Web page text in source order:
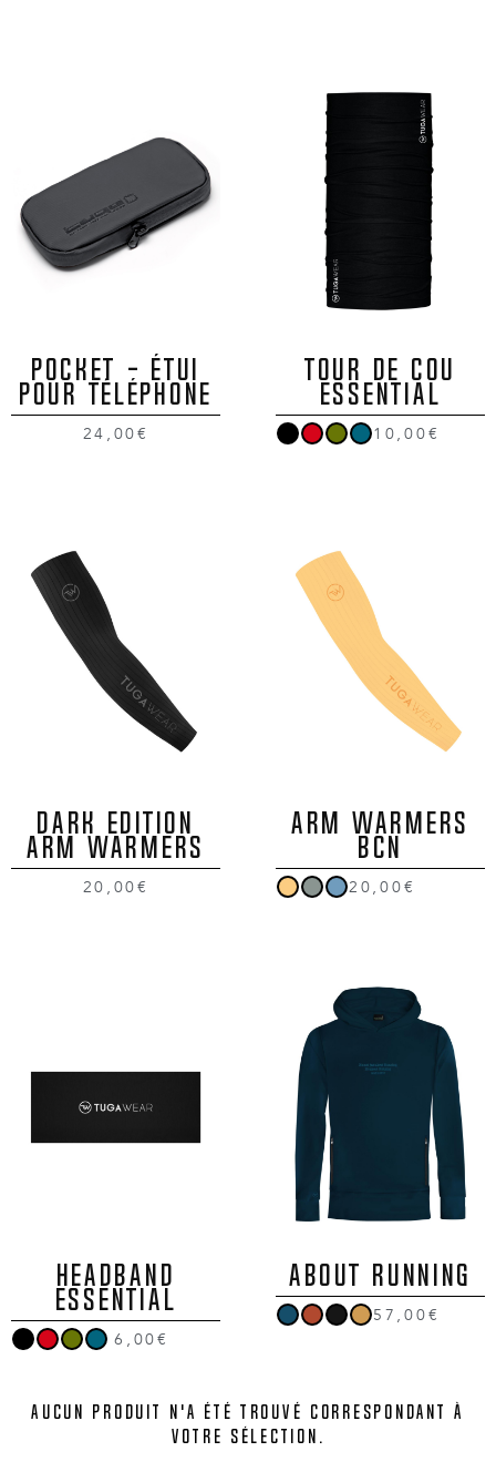
POCKET - ÉTUI
POUR TÉLÉPHONE
24,00€
TOUR DE COU
ESSENTIAL
10,00€
DARK EDITION
ARM WARMERS
20,00€
ARM WARMERS
BCN
20,00€
HEADBAND
ESSENTIAL
6,00€
ABOUT RUNNING
57,00€
Aucun produit n'a été trouvé correspondant à
votre sélection.